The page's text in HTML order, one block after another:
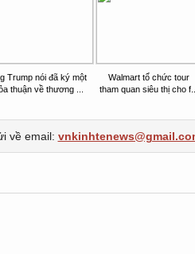
Trump nói đã ký một
thuận về thương ...
Walmart tổ chức tour
tham quan siêu thị cho f...
về email: